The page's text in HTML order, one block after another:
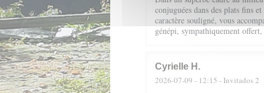
conjuguées dans des plats fins
caractère souligné, vous
génépi, sympathiquement
Cyrielle H
2026-07-09 - 12:15 - Invitados 2